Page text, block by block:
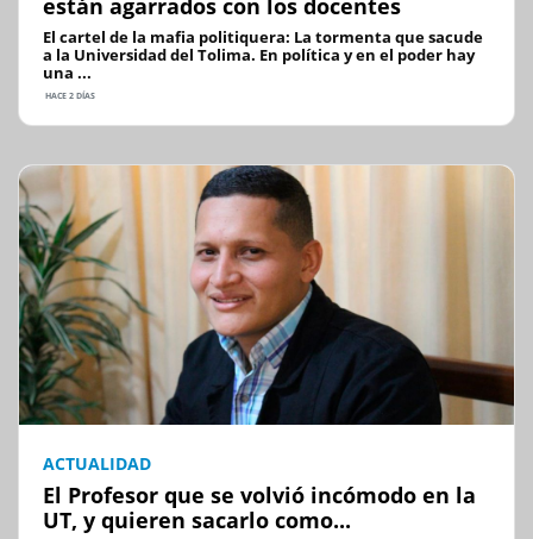
El cartel de la mafia politiquera: La tormenta que sacude
a la Universidad del Tolima. En política y en el poder hay
una ...
HACE 2 DÍAS
ACTUALIDAD
El Profesor que se volvió incómodo en la
UT, y quieren sacarlo como...